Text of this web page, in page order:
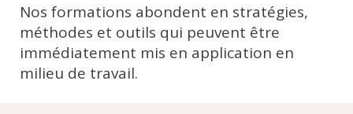
Nos formations abondent en stratégies,
méthodes et outils qui peuvent être
immédiatement mis en application en
milieu de travail.